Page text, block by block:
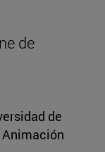
de
de
Animación